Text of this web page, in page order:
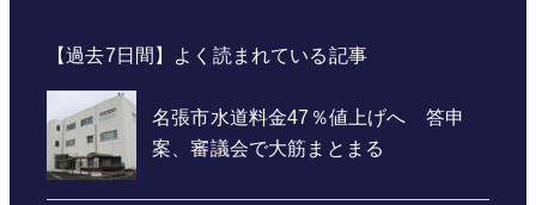
【過去7日間】よく読まれている記事